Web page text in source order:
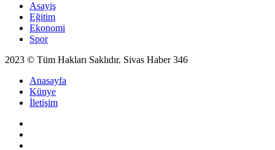
Asayiş
Eğitim
Ekonomi
Spor
2023 © Tüm Hakları Saklıdır. Sivas Haber 346
Anasayfa
Künye
İletişim